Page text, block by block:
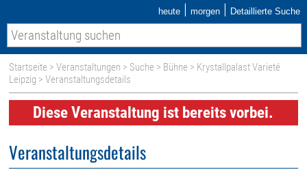
heute | morgen | Detaillierte Suche
Startseite >Veranstaltungen > Suche > Bühne > Krystallpalast Varieté
Leipzig > Veranstaltungsdetails
Diese Veranstaltung ist bereits vorbei.
Veranstaltungsdetails